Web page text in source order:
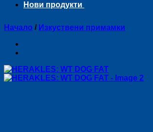
Нови продукти
Начало / Изкуствени примамки